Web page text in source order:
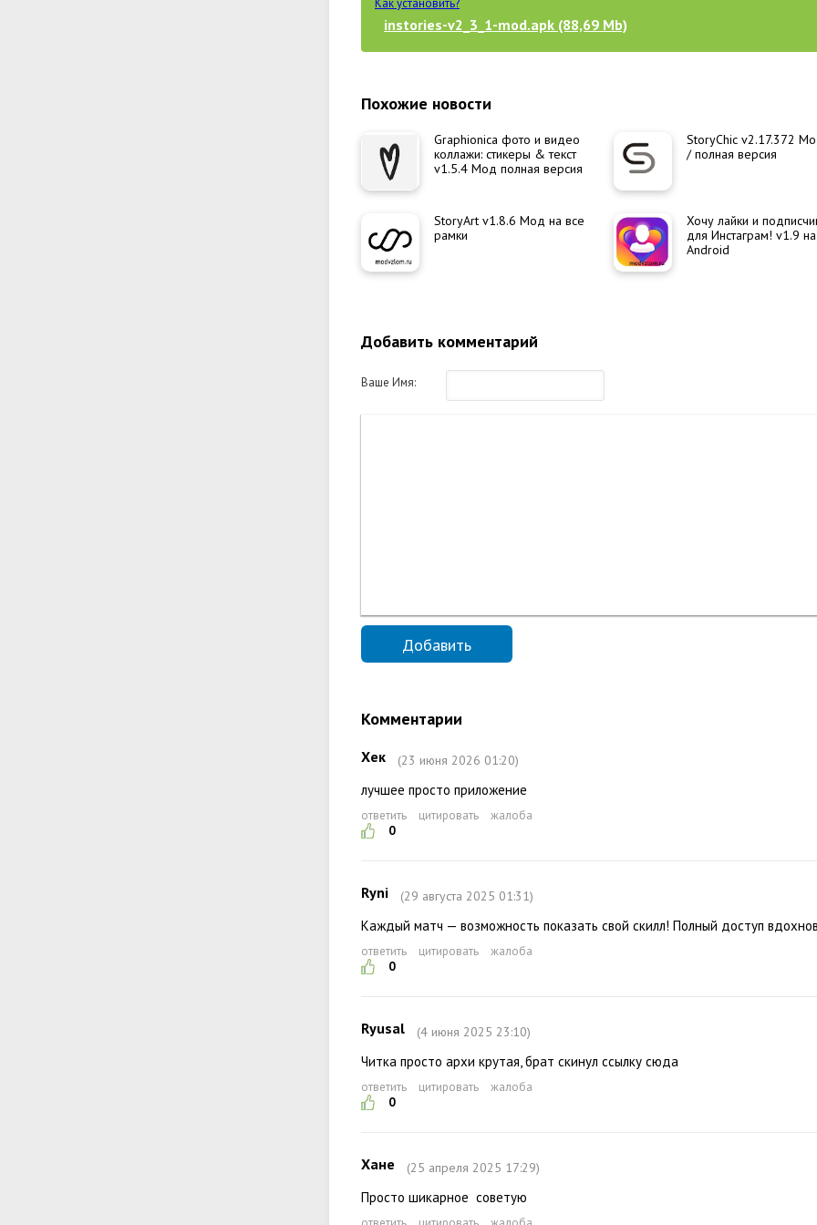
Как установить?
instories-v2_3_1-mod.apk (88,69 Mb)
Похожие новости
Graphionica фото и видео
коллажи: стикеры & текст
v1.5.4 Мод полная версия
StoryChic v2.17.372
/ полная версия
StoryArt v1.8.6 Мод на все
рамки
Хочу лайки и
для Инстаграм! v1.9 на
Android
Добавить комментарий
Ваше Имя:
Комментарии
Хек (23 июня 2026 01:20)
лучшее просто приложение
ответить цитировать
жалоба
0
Ryni (29 августа 2025 01:31)
Каждый матч — возможность показать свой скилл! Полный доступ
ответить цитировать
жалоба
0
Ryusal (4 июня 2025 23:10)
Читка просто архи крутая, брат скинул ссылку сюда
ответить цитировать
жалоба
0
Хане (25 апреля 2025 17:29)
Просто шикарное советую